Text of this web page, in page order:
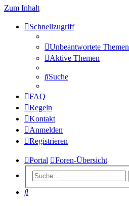
Zum Inhalt
Schnellzugriff
Unbeantwortete Themen
Aktive Themen
Suche
FAQ
Regeln
Kontakt
Anmelden
Registrieren
Portal Foren-Übersicht
Suche